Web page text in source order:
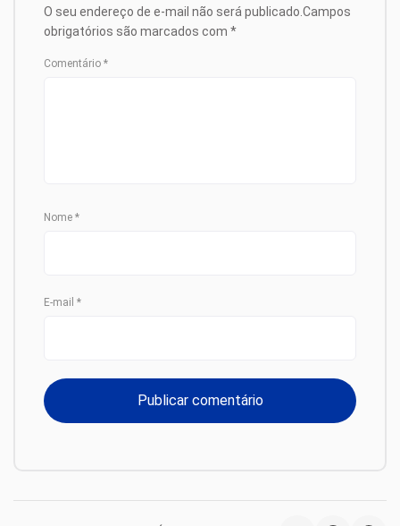
O seu endereço de e-mail não será publicado. Campos
obrigatórios são marcados com *
Comentário *
Nome *
E-mail *